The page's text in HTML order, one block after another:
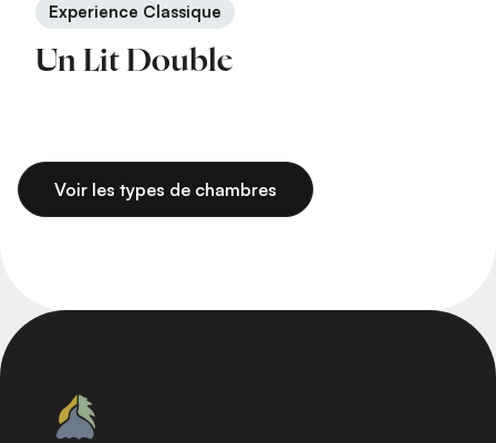
Experience Classique
Un Lit Double
Voir les types de chambres